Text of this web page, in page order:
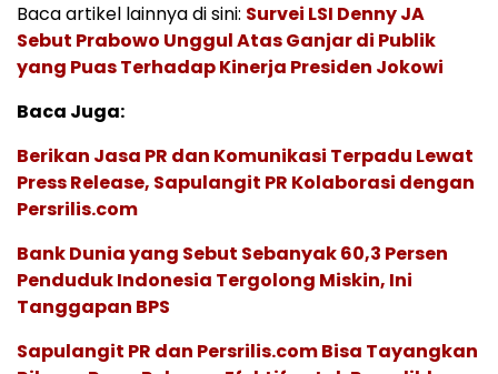
Baca artikel lainnya di sini: Survei LSI Denny JA
Sebut Prabowo Unggul Atas Ganjar di Publik
yang Puas Terhadap Kinerja Presiden Jokowi
Baca Juga:
Berikan Jasa PR dan Komunikasi Terpadu Lewat
Press Release, Sapulangit PR Kolaborasi dengan
Persrilis.com
Bank Dunia yang Sebut Sebanyak 60,3 Persen
Penduduk Indonesia Tergolong Miskin, Ini
Tanggapan BPS
Sapulangit PR dan Persrilis.com Bisa Tayangkan